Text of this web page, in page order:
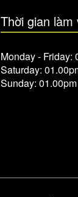
Thời gian làm
Monday - Friday:
Saturday:
Sunday: